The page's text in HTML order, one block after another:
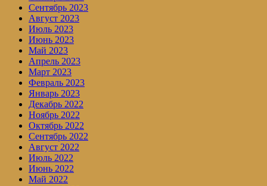
Сентябрь 2023
Август 2023
Июль 2023
Июнь 2023
Май 2023
Апрель 2023
Март 2023
Февраль 2023
Январь 2023
Декабрь 2022
Ноябрь 2022
Октябрь 2022
Сентябрь 2022
Август 2022
Июль 2022
Июнь 2022
Май 2022